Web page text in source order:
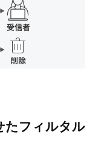
たフィルタル